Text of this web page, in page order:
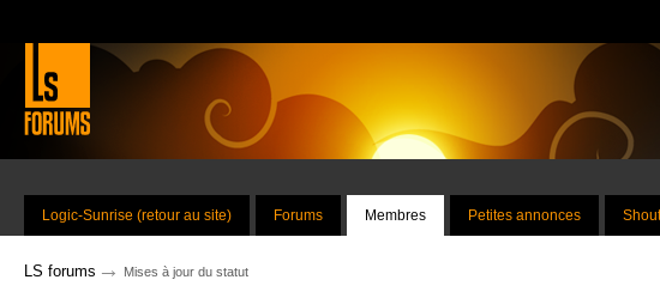
Logic-Sunrise (retour au site) Forums Membres Petites annonces
LS forums → Mises à jour du statut